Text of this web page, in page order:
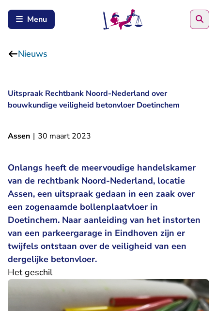
Menu
Nieuws
Uitspraak Rechtbank Noord-Nederland over
bouwkundige veiligheid betonvloer Doetinchem
Assen | 30 maart 2023
Onlangs heeft de meervoudige handelskamer
van de rechtbank Noord-Nederland, locatie
Assen, een uitspraak gedaan in een zaak over
een zogenaamde bollenplaatvloer in
Doetinchem. Naar aanleiding van het instorten
van een parkeergarage in Eindhoven zijn er
twijfels ontstaan over de veiligheid van een
dergelijke betonvloer.
Het geschil